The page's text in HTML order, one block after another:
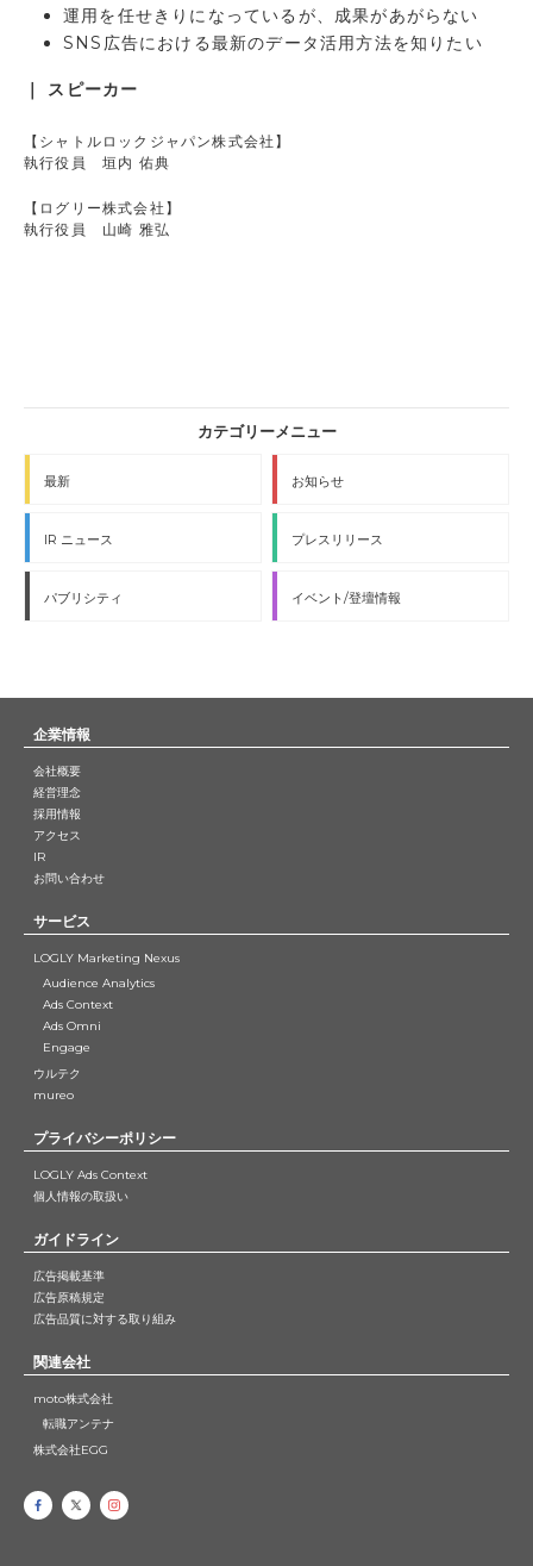
運用を任せきりになっているが、成果があがらない
SNS広告における最新のデータ活用方法を知りたい
｜ スピーカー
【シャトルロックジャパン株式会社】
執行役員 垣内 佑典
【ログリー株式会社】
執行役員 山崎 雅弘
最新 お知らせ
IR ニュース プレスリリース
パブリシティ イベント/登壇情報
企業情報
会社概要
経営理念
採用情報
アクセス
IR
お問い合わせ
サービス
LOGLY Marketing Nexus
Audience Analytics
Ads Context
Ads Omni
Engage
ウルテク
mureo
プライバシーポリシー
LOGLY Ads Context
個人情報の取扱い
ガイドライン
広告掲載基準
広告原稿規定
広告品質に対する取り組み
関連会社
moto株式会社
転職アンテナ
株式会社EGG